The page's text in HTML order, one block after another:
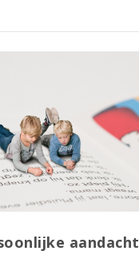
aandacht